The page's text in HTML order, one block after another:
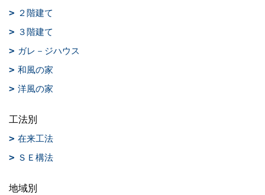
２階建て
３階建て
ガレ－ジハウス
和風の家
洋風の家
工法別
在来工法
ＳＥ構法
地域別